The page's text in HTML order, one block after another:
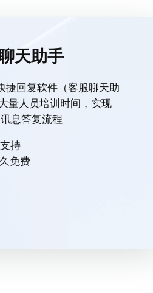
天助手
捷回复软件（客服聊天助
量人员培训时间，实现
息答复流程
持
免费